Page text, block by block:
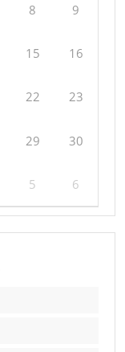
8 9
15 16
22 23
29 30
5 6